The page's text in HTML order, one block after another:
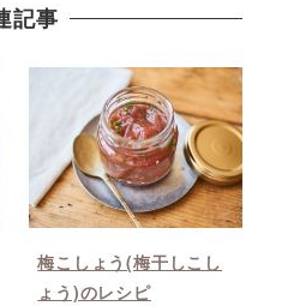
記事
梅こしょう(梅干しこし
ょう)のレシピ